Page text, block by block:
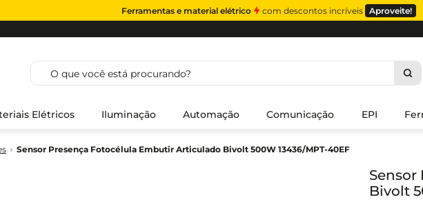
Ferramentas e material elétrico com descontos incríveis Aproveite!
O que você está procurando?
Elétricos Iluminação Automação Comunicação EPI
Sensor Presença Fotocélula Embutir Articulado Bivolt 500W 13436/MPT-40EF
Bivolt